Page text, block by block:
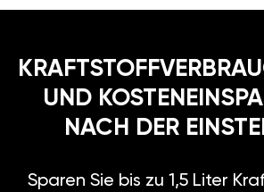
UND
NACH DER
Sparen Sie bis zu 1,5 Liter